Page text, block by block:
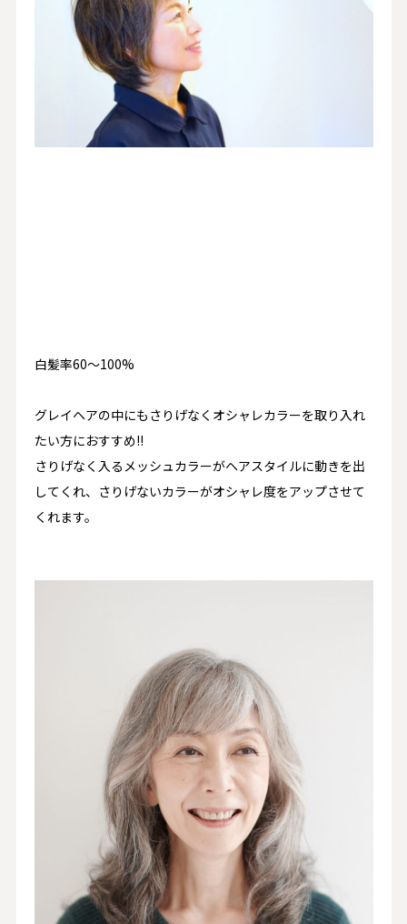
白髪率60〜100%
グレイヘアの中にもさりげなくオシャレカラーを取り入れ
たい方におすすめ!!
さりげなく入るメッシュカラーがヘアスタイルに動きを出
してくれ、さりげないカラーがオシャレ度をアップさせて
くれます。